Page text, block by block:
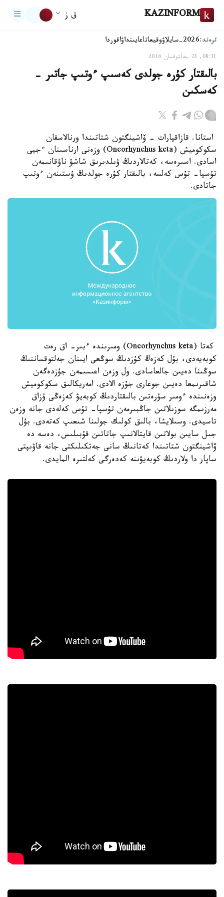
KAZINFORM ق ز
ترەند:2026-سايلاۋ وقيعاتاعايىنداۋاقوردا
08:31, 23 جەلتوقسان 2016
بالىقتار كۇرە جولدى كەسىپ ءوتىپ جاتىر -
كەسكىن
استانا. قازاقپارات - ۆاشينگتون شتاتىندا ورنالاسقان
سكوكوميش (Oncorhynchus keta) وزەنى ارناسىنان ءجيى
اسادى. اسىرەسە، كەتالاردىڭ ۋىلدىرىق شاشۋ ناۋقانىمەن
تۇسپا- تۇس كەلسە، بالىقتار كۇرە جولدىڭ ۇستىنەن ءوتىپ
جاتادى.
كەتا (Oncorhynchus keta) ومىرىندە ءبىر- اق رەت
كوبەيەدى، بۇل كەزەڭ كۇزدىڭ سوڭعى ايىنان جەلتوقساننىڭ
سوڭىنا دەيىن جالعاسادى. ول وزەن اعىسىمەن جۇزدەگەن
شاقىرىمعا دەيىن جوعارى جۇزە الادى. امەريكالىق سكوكوميش
وزەنىندە ءومىر سۇرەتىن بالىقتاردىڭ كوبەيۋ كەزەڭى ۇزاق
مەرزىمگە سوزىلاتىن جاڭبىرمەن تۇسپا- تۇس كەلەدى جانە وزەن
تاسيدى. وسىلايشا، بالىق كولىك جولىنا شىعىپ كەتەدى. بۇل
جىل سايىن بولاتىن قايتالانىپ جاتاتىن قۇبىلىس، دەسە دە
ۆاشينگتون شتاتىندا كەتانىڭ سانى جەتكىلىكتى جانە قاۋىپتى
ساپار دا ولاردىڭ كوبەيۋىنە كەدەرگى كەلتىرە المايدى.